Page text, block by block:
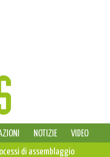
NOTIZIE
VIDEO
di assemblaggio